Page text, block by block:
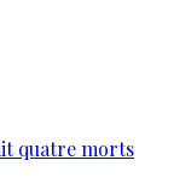
quatre morts